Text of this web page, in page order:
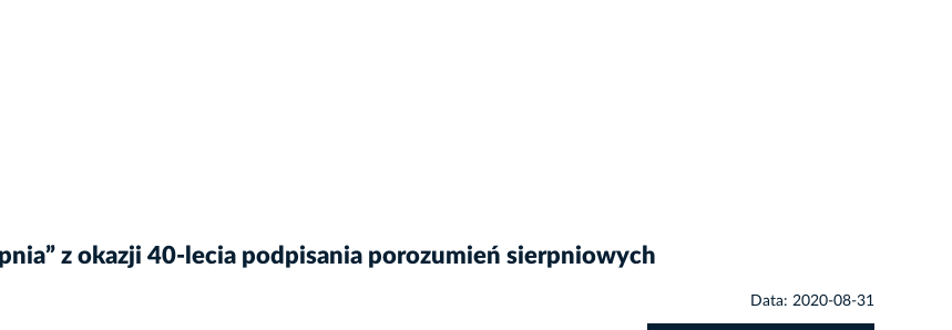
z okazji 40-lecia podpisania porozumień sierpniowych
Data: 2020-08-31